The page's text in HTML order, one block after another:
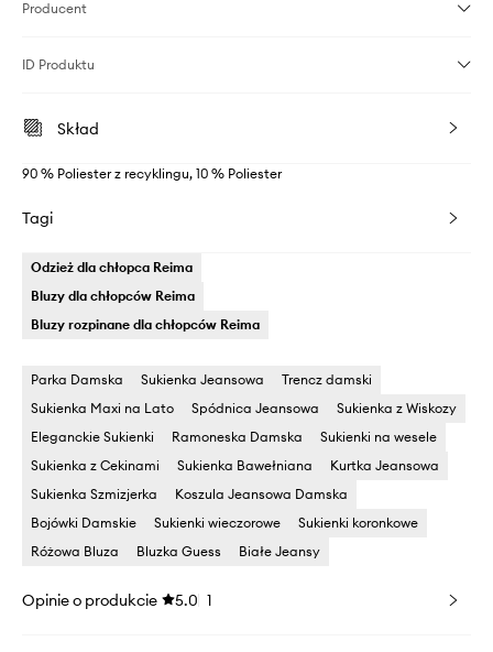
Producent
ID Produktu
Skład
90 % Poliester z recyklingu, 10 % Poliester
Tagi
Odzież dla chłopca Reima
Bluzy dla chłopców Reima
Bluzy rozpinane dla chłopców Reima
Parka Damska Sukienka Jeansowa
Trencz damski
Sukienka Maxi na Lato
Spódnica Jeansowa
Sukienka z Wiskozy
Eleganckie Sukienki
Ramoneska Damska
Sukienki na wesele
Sukienka z Cekinami
Sukienka Bawełniana
Kurtka Jeansowa
Sukienka Szmizjerka
Koszula Jeansowa Damska
Bojówki Damskie
Sukienki wieczorowe
Sukienki koronkowe
Różowa Bluza
Bluzka Guess Białe Jeansy
Opinie o produkcie 5.0 1